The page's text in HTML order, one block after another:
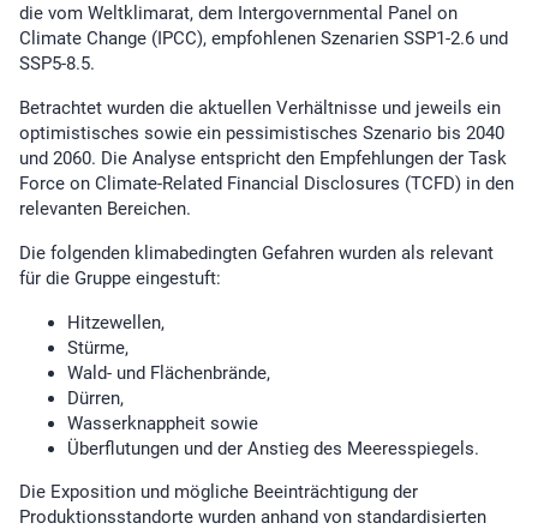
die vom Weltklimarat, dem Intergovernmental Panel on
Climate Change (IPCC), empfohlenen Szenarien SSP1-2.6 und
SSP5-8.5.
Betrachtet wurden die aktuellen Verhältnisse und jeweils ein
optimistisches sowie ein pessimistisches Szenario bis 2040
und 2060. Die Analyse entspricht den Empfehlungen der Task
Force on Climate-Related Financial Disclosures (TCFD) in den
relevanten Bereichen.
Die folgenden klimabedingten Gefahren wurden als relevant
für die Gruppe eingestuft:
Hitzewellen,
Stürme,
Wald- und Flächenbrände,
Dürren,
Wasserknappheit sowie
Überflutungen und der Anstieg des Meeresspiegels.
Die Exposition und mögliche Beeinträchtigung der
Produktionsstandorte wurden anhand von standardisierten